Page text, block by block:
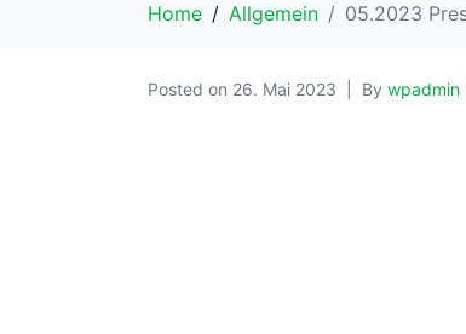
Home Allgemein 05.2023
Posted on 26. Mai 2023 By wpadmin